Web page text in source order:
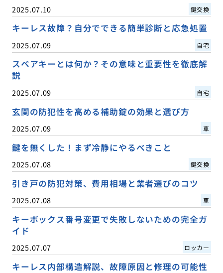
2025.07.10 鍵交換
キーレス故障？自分でできる簡単診断と応急処置
2025.07.09 自宅
スペアキーとは何か？その意味と重要性を徹底解
説
2025.07.09 自宅
玄関の防犯性を高める補助錠の効果と選び方
2025.07.09 車
鍵を無くした！まず冷静にやるべきこと
2025.07.08 鍵交換
引き戸の防犯対策、費用相場と業者選びのコツ
2025.07.08 車
キーボックス番号変更で失敗しないための完全ガ
イド
2025.07.07 ロッカー
キーレス内部構造解説、故障原因と修理の可能性